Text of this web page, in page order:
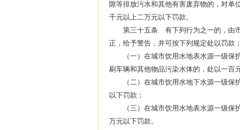
隙等排放污水和其他有害废弃物的，对单
千元以上二万元以下罚款。
第三十五条 有下列行为之一的，由市
正，给予警告，并可按下列规定处以罚款：
（一）在城市饮用水地表水源一级保护
刷车辆和其他物品污染水体的，处以一百
（二）在城市饮用水地下水源一级保护
以下罚款；
（三）在城市饮用水地表水源一级保护
万元以下罚款。